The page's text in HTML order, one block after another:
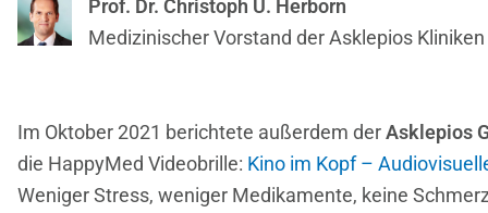
Prof. Dr. Christoph U. Herborn
Medizinischer Vorstand der Asklepios Kliniken
Im Oktober 2021 berichtete außerdem der Asklepios
die HappyMed Videobrille: Kino im Kopf –
Weniger Stress, weniger Medikamente, keine